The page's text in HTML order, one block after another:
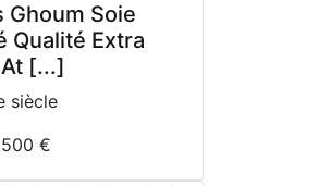
Ghoum Soie
Qualité Extra
[...]
siècle
€